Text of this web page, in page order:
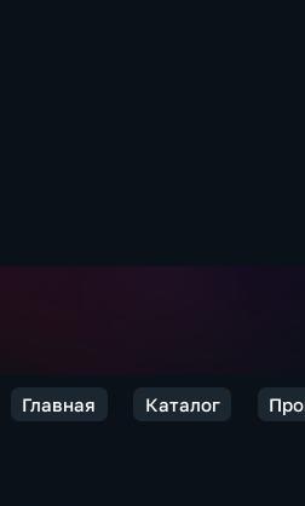
Главная Каталог